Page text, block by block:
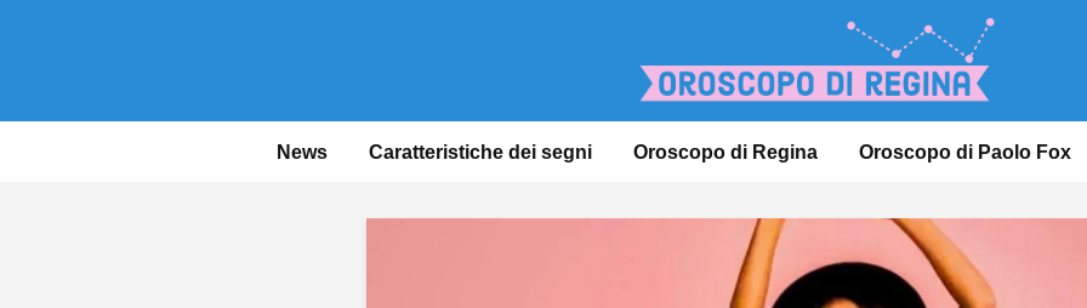
News Caratteristiche dei segni Oroscopo di Regina Oroscopo di Paolo Fox